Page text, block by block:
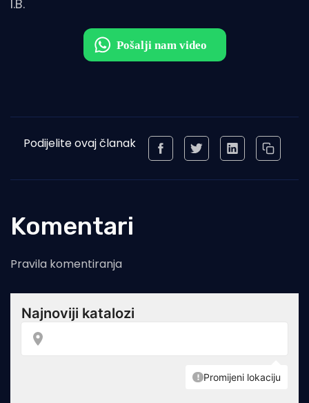
I.B.
Podijelite ovaj članak
Komentari
Pravila komentiranja